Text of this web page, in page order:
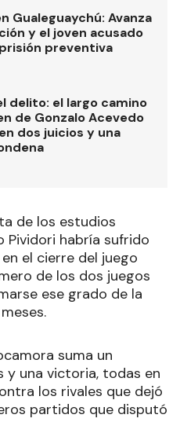
Gualeguaychú: Avanza
y el joven acusado
preventiva
delito: el largo camino
de Gonzalo Acevedo
dos juicios y una
de los estudios
Pividori habría sufrido
el cierre del juego
de los dos juegos
ese grado de la
suma un
una victoria, todas en
los rivales que dejó
partidos que disputó